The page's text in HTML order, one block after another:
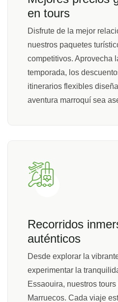
en tours
Disfrute de la mejor
nuestros paquetes
competitivos. Aprovecha
temporada, los
itinerarios flexibles
aventura marroquí sea
Recorridos
auténticos
Desde explorar la
experimentar la
Essaouira, nuestros
Marruecos. Cada viaje